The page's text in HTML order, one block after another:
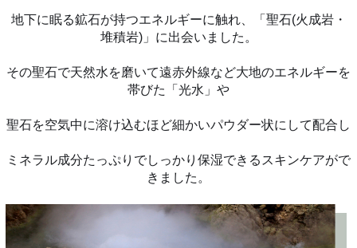
地下に眠る鉱石が持つエネルギーに触れ、「聖石(火成岩・
堆積岩)」に出会いました。
その聖石で天然水を磨いて遠赤外線など大地のエネルギーを
帯びた「光水」や
聖石を空気中に溶け込むほど細かいパウダー状にして配合し
ミネラル成分たっぷりでしっかり保湿できるスキンケアがで
きました。